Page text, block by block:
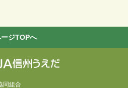
ジTOPへ
同組合